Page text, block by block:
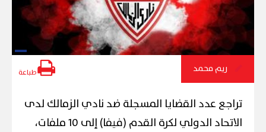
ريم محمد طباعة
تراجع عدد القضايا المسجلة ضد نادي الزمالك لدى
الاتحاد الدولي لكرة القدم (فيفا) إلى 10 ملفات،